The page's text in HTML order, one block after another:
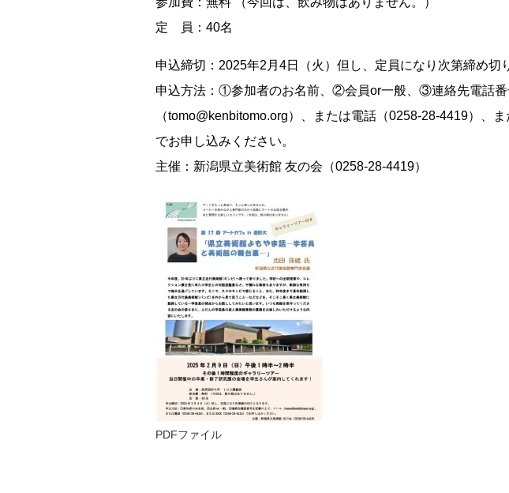
定 員：40名
申込締切：2025年2月4日（火）但し、定員になり次第締め切
申込方法：①参加者のお名前、②会員or一般、③連絡先電話番
（tomo@kenbitomo.org）、または電話（0258-28-4419）、ま
でお申し込みください。
主催：新潟県立美術館 友の会（0258-28-4419）
PDFファイル